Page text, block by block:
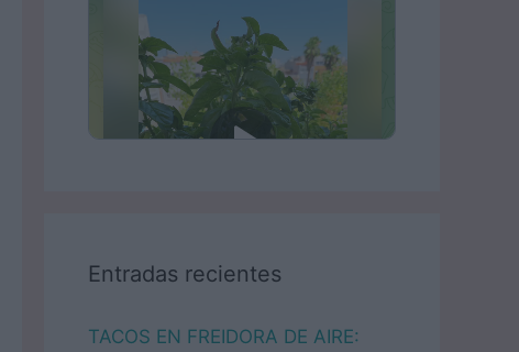
Entradas recientes
TACOS EN FREIDORA DE AIRE: